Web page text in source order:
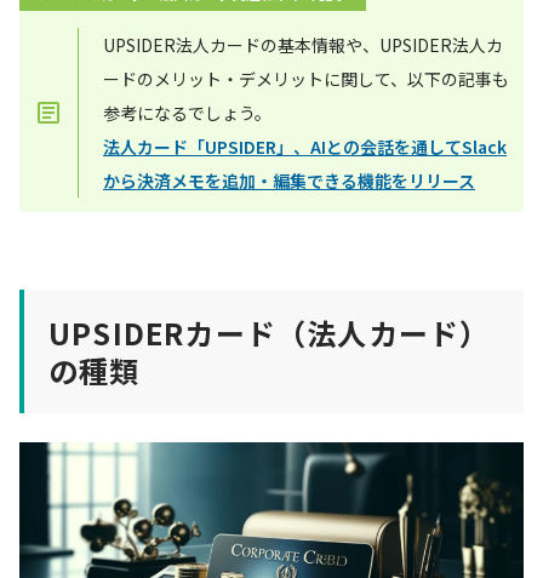
UPSIDER法人カードの基本情報や、UPSIDER法人カ
ードのメリット・デメリットに関して、以下の記事も
参考になるでしょう。
法人カード「UPSIDER」、AIとの会話を通してSlack
から決済メモを追加・編集できる機能をリリース
UPSIDERカード（法人カード）
の種類